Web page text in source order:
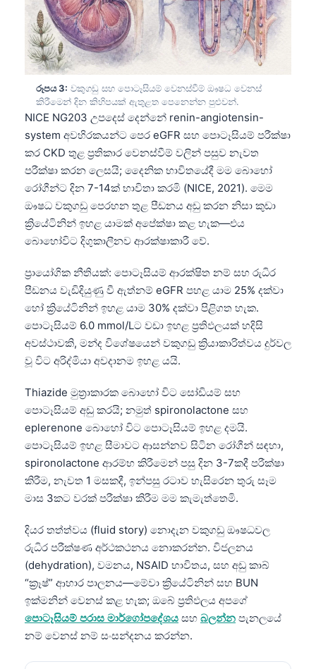
රූපය 3: වකුගඩු සහ පොටෑසියම් වෙනස්වීම් ඖෂධ වෙනස්
කිරීමෙන් දින කිහිපයක් ඇතුළත පෙනෙන්න පුළුවන්.
NICE NG203 උපදෙස් දෙන්නේ renin-angiotensin-
system අවහිරකයන්ට පෙර eGFR සහ පොටෑසියම් පරීක්ෂා
කර CKD තුළ ප්‍රතිකාර වෙනස්වීම් වලින් පසුව නැවත
පරීක්ෂා කරන ලෙසයි; දෛනික භාවිතයේදී මම බොහෝ
රෝගීන්ට දින 7-14ක් භාවිතා කරමි (NICE, 2021). මෙම
ඖෂධ වකුගඩු පෙරහන තුළ පීඩනය අඩු කරන නිසා කුඩා
ක්‍රියේටිනින් ඉහළ යාමක් අපේක්ෂා කළ හැක—එය
බොහෝවිට දිගුකාලීනව ආරක්ෂාකාරී වේ.
ප්‍රායෝගික නීතියක්: පොටෑසියම් ආරක්ෂිත නම් සහ රුධිර
පීඩනය වැඩිදියුණු වී ඇත්නම් eGFR පහළ යාම 25% දක්වා
හෝ ක්‍රියේටිනින් ඉහළ යාම 30% දක්වා පිළිගත හැක.
පොටෑසියම් 6.0 mmol/Lට වඩා ඉහළ ප්‍රතිඵලයක් හදිසි
අවස්ථාවකි, මන්ද විශේෂයෙන් වකුගඩු ක්‍රියාකාරිත්වය දුර්වල
වූ විට අරිද්මියා අවදානම ඉහළ යයි.
Thiazide මුත්‍රාකාරක බොහෝ විට සෝඩියම් සහ
පොටෑසියම් අඩු කරයි; නමුත් spironolactone සහ
eplerenone බොහෝ විට පොටෑසියම් ඉහළ දමයි.
පොටෑසියම් ඉහළ සීමාවට ආසන්නව සිටින රෝගීන් සඳහා,
spironolactone ආරම්භ කිරීමෙන් පසු දින 3-7කදී පරීක්ෂා
කිරීම, නැවත 1 මසකදී, ඉන්පසු රටාව හැසිරෙන තුරු සෑම
මාස 3කට වරක් පරීක්ෂා කිරීම මම කැමැත්තෙමි.
දියර තත්ත්වය (fluid story) නොදැන වකුගඩු ඖෂධවල
රුධිර පරීක්ෂණ අර්ථකථනය නොකරන්න. විජලනය
(dehydration), වමනය, NSAID භාවිතය, සහ අඩු කාබ්
“ක්‍රෑෂ්” ආහාර පාලනය—මේවා ක්‍රියේටිනින් සහ BUN
ඉක්මනින් වෙනස් කළ හැක; ඔබේ ප්‍රතිඵලය අපගේ
පොටෑසියම් පරාස මාර්ගෝපදේශය සහ බලන්න පැනලයේ
නම් වෙනස් නම් සංසන්දනය කරන්න.